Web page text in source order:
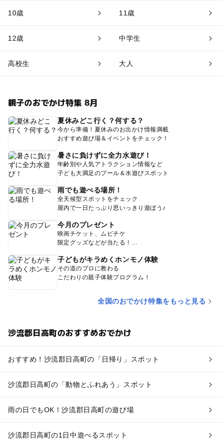
10歳 11歳
12歳 中学生
高校生 大人
親子のおでかけ特集 8月
夏休みどこ行く？何する？
今から準備！夏休みのお出かけ情報満載
おすすめ遊び場＆イベントをチェック！
暑さに負けずに全力水遊び！
年齢別や人気アトラクション情報など
子ども大満足のプール＆水遊びスポット
雨でも遊べる場所！
全天候型スポットをチェック
屋内で一日たっぷり思いっきり遊ぼう♪
今月のプレゼント
映画チケット、ムビチケ
限定グッズなどが当たる！
子どもがキラめくホンモノ体験
その道のプロに教わる
こだわりの親子体験プログラム！
全国のおでかけ特集をもっと見る
沙流郡日高町のおすすめおでかけ
おすすめ！沙流郡日高町の「日帰り」スポット
沙流郡日高町の「動物とふれあう」スポット
雨の日でもOK！沙流郡日高町の遊び場
沙流郡日高町の1日中遊べるスポット